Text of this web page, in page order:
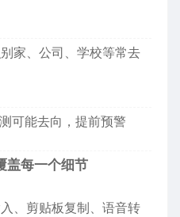
别家、公司、学校等常去
可能去向，提前预警
每一个细节
入、剪贴板复制、语音转